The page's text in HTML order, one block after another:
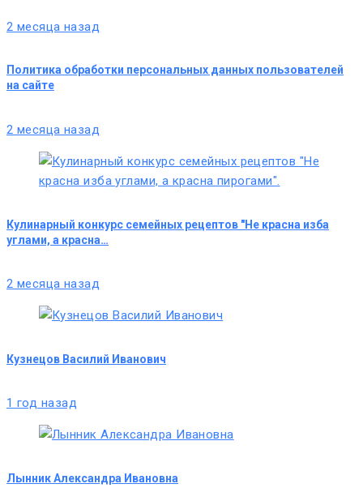
2 месяца назад
Политика обработки персональных данных пользователей
на сайте
2 месяца назад
Кулинарный конкурс семейных рецептов "Не красна изба
углами, а красна…
2 месяца назад
Кузнецов Василий Иванович
1 год назад
Лынник Александра Ивановна